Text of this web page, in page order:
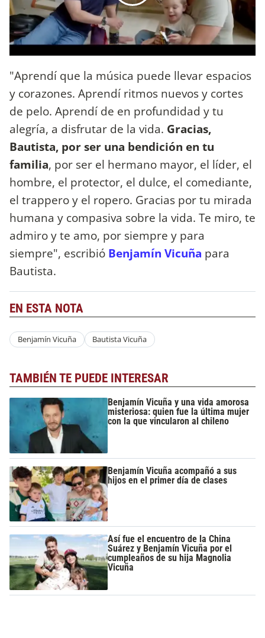
"Aprendí que la música puede llevar espacios
y corazones. Aprendí ritmos nuevos y cortes
de pelo. Aprendí de en profundidad y tu
alegría, a disfrutar de la vida. Gracias,
Bautista, por ser una bendición en tu
familia, por ser el hermano mayor, el líder, el
hombre, el protector, el dulce, el comediante,
el trappero y el ropero. Gracias por tu mirada
humana y compasiva sobre la vida. Te miro, te
admiro y te amo, por siempre y para
siempre", escribió Benjamín Vicuña para
Bautista.
EN ESTA NOTA
Benjamín Vicuña Bautista Vicuña
TAMBIÉN TE PUEDE INTERESAR
Benjamín Vicuña y una vida amorosa
misteriosa: quien fue la última mujer
con la que vincularon al chileno
Benjamín Vicuña acompañó a sus
hijos en el primer día de clases
Así fue el encuentro de la China
Suárez y Benjamín Vicuña por el
cumpleaños de su hija Magnolia
Vicuña